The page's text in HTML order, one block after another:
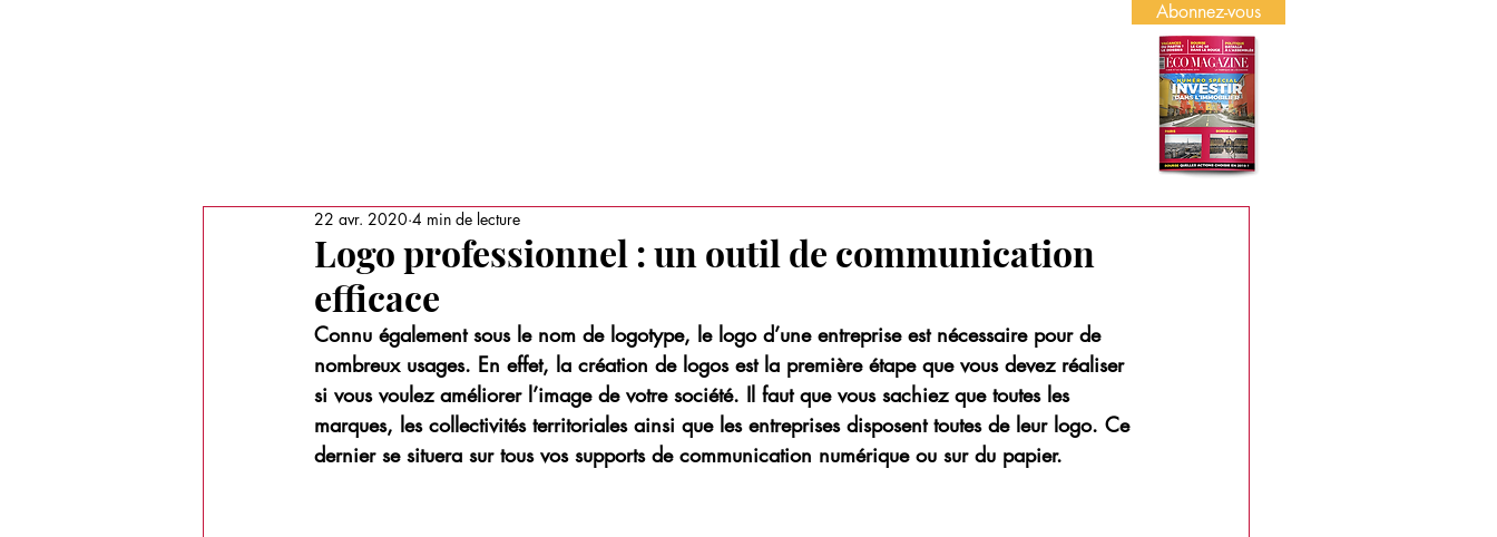
Abonnez-vous
Logo professionnel : un outil de communication
efficace
22 avr. 2020 4 min de lecture
Connu également sous le nom de logotype, le logo d’une entreprise est nécessaire pour de
nombreux usages. En effet, la création de logos est la première étape que vous devez réaliser
si vous voulez améliorer l’image de votre société. Il faut que vous sachiez que toutes les
marques, les collectivités territoriales ainsi que les entreprises disposent toutes de leur logo. Ce
dernier se situera sur tous vos supports de communication numérique ou sur du papier.